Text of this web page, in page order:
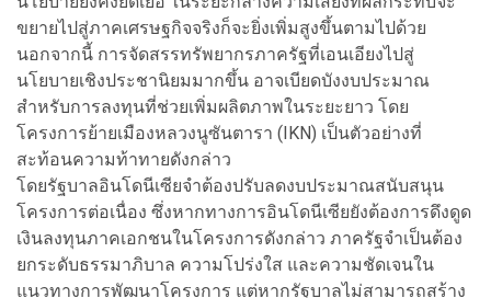
ขยายไปสู่ภาคเศรษฐกิจจริงก็จะยิ่งเพิ่มสูงขึ้นตามไปด้วย
นอกจากนี้ การจัดสรรทรัพยากรภาครัฐที่เอนเอียงไปสู่
นโยบายเชิงประชานิยมมากขึ้น อาจเบียดบังงบประมาณ
สำหรับการลงทุนที่ช่วยเพิ่มผลิตภาพในระยะยาว โดย
โครงการย้ายเมืองหลวงนูซันตารา (IKN) เป็นตัวอย่างที่
สะท้อนความท้าทายดังกล่าว
โดยรัฐบาลอินโดนีเซียจำต้องปรับลดงบประมาณสนับสนุน
โครงการต่อเนื่อง ซึ่งหากทางการอินโดนีเซียยังต้องการดึงดูด
เงินลงทุนภาคเอกชนในโครงการดังกล่าว ภาครัฐจำเป็นต้อง
ยกระดับธรรมาภิบาล ความโปร่งใส และความชัดเจนใน
แนวทางการพัฒนาโครงการ แต่หากรัฐบาลไม่สามารถสร้าง